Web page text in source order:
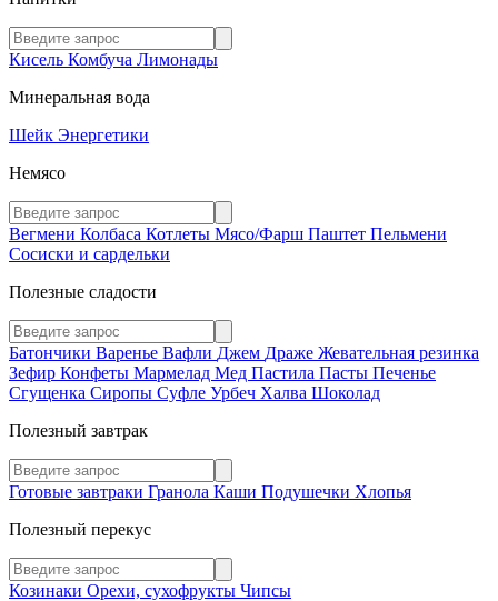
Кисель Комбуча Лимонады
Минеральная вода
Шейк Энергетики
Немясо
Вегмени Колбаса Котлеты Мясо/Фарш Паштет Пельмени
Сосиски и сардельки
Полезные сладости
Батончики Варенье Вафли Джем Драже Жевательная резинка
Зефир Конфеты Мармелад Мед Пастила Пасты Печенье
Сгущенка Сиропы Суфле Урбеч Халва Шоколад
Полезный завтрак
Готовые завтраки Гранола Каши Подушечки Хлопья
Полезный перекус
Козинаки Орехи, сухофрукты Чипсы